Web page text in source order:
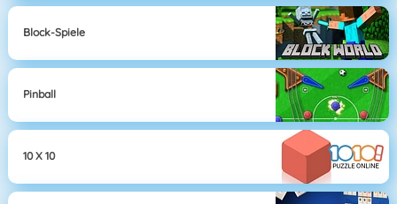
Block-Spiele
Pinball
10 X 10